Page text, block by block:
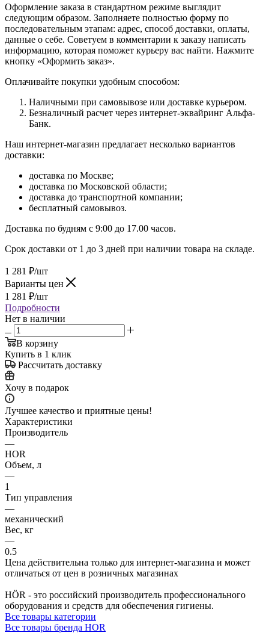
Оформление заказа в стандартном режиме выглядит
следующим образом. Заполняете полностью форму по
последовательным этапам: адрес, способ доставки, оплаты,
данные о себе. Советуем в комментарии к заказу написать
информацию, которая поможет курьеру вас найти. Нажмите
кнопку «Оформить заказ».
Оплачивайте покупки удобным способом:
Наличными при самовывозе или доставке курьером.
Безналичный расчет через интернет-эквайринг Альфа-
Банк.
Наш интернет-магазин предлагает несколько вариантов
доставки:
доставка по Москве;
доставка по Московской области;
доставка до транспортной компании;
бесплатный самовывоз.
Доставка по будням с 9:00 до 17.00 часов.
Срок доставки от 1 до 3 дней при наличии товара на складе.
1 281 ₽/шт
Варианты цен
1 281 ₽/шт
Подробности
Нет в наличии
В корзину
Купить в 1 клик
Рассчитать доставку
Хочу в подарок
Лучшее качество и приятные цены!
Характеристики
Производитель
—
HOR
Объем, л
—
1
Тип управления
—
механический
Вес, кг
—
0.5
Цена действительна только для интернет-магазина и может
отличаться от цен в розничных магазинах
HÖR - это российский производитель профессионального
оборудования и средств для обеспечения гигиены.
Все товары категории
Все товары бренда HOR